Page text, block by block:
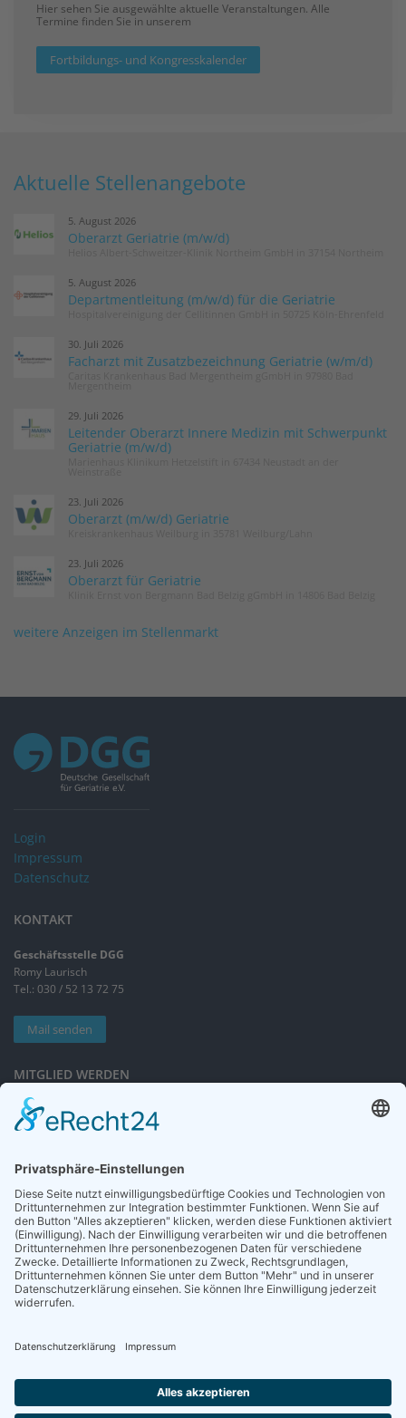
Hier sehen Sie ausgewählte aktuelle Veranstaltungen. Alle
Termine finden Sie in unserem
Fortbildungs- und Kongresskalender
Aktuelle Stellenangebote
5. August 2026
Oberarzt Geriatrie (m/w/d)
5. August 2026
Departmentleitung (m/w/d) für die Geriatrie
30. Juli 2026
Facharzt mit Zusatzbezeichnung Geriatrie (w/m/d)
29. Juli 2026
Leitender Oberarzt Innere Medizin mit Schwerpunkt
Geriatrie (m/w/d)
23. Juli 2026
Oberarzt (m/w/d) Geriatrie
23. Juli 2026
Oberarzt für Geriatrie
weitere Anzeigen im Stellenmarkt
Login
Impressum
Datenschutz
KONTAKT
Geschäftsstelle DGG
Romy Laurisch
Tel.: 030 / 52 13 72 75
Mail senden
MITGLIED WERDEN
Sieben gute Gründe
für Ihre Mitgliedschaft
NEWSLETTER
Neuigkeiten rund um die Geriatrie und die DGG – regelmäßig in Ihrem
Postfach.
Die Zeitschrift für Gerontologie und Geriatrie informiert über Neues aus